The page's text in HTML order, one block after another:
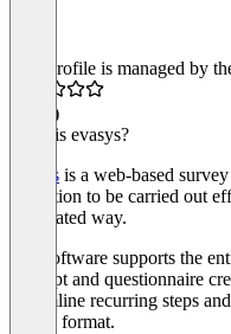
This profile is managed by
(9)
What is evasys?
evasys is a web-based
collection to be carried out
automated way.
The software supports the
concept and questionnaire
streamline recurring steps
usable format.